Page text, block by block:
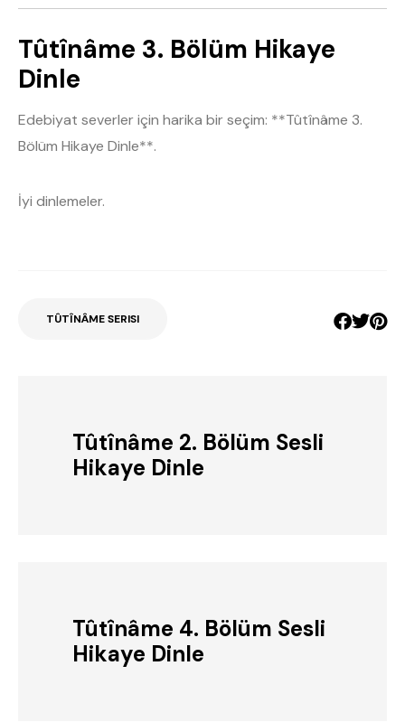
Tûtînâme 3. Bölüm Hikaye
Dinle
Edebiyat severler için harika bir seçim: **Tûtînâme 3.
Bölüm Hikaye Dinle**.
İyi dinlemeler.
TÛTÎNÂME SERISI
Tûtînâme 2. Bölüm Sesli
Hikaye Dinle
Tûtînâme 4. Bölüm Sesli
Hikaye Dinle